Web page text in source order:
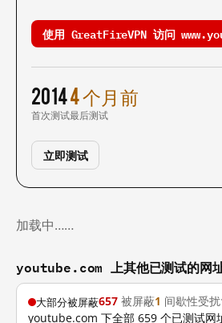
使用 GreatFireVPN 访问
2014
首次测试
4 个月前
最后测试
立即测试
加载中……
youtube.com 上其他已测试的网
大部分被屏蔽657 被屏蔽1 间歇性受扰
youtube.com 下全部 659 个已测试网